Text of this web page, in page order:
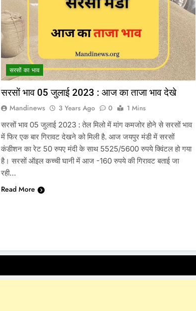
सरसों का भाव
सरसों भाव 05 जुलाई 2023 : आज का ताजा भाव देखे
Mandinews 3 Years Ago 0
1 Mins
सरसों भाव 05 जुलाई 2023 : तेल मिलो में मांग कमजोर होने से सरसों भाव
में फिर एक बार गिरावट देखने को मिली है. आज जयपुर मंडी में सरसों
कंडीशन का रेट 50 रुपए मंदी के साथ 5525/5600 रुपये क्विंटल हो गया
है। सरसों ऑइल कच्ची घानी में आज -160 रुपये की गिरावट बताई जा
रही…
Read More